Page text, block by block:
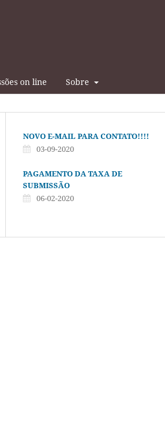
on line Sobre
NOVO E-MAIL PARA CONTATO!!!!
03-09-2020
PAGAMENTO DA TAXA DE
SUBMISSÃO
06-02-2020